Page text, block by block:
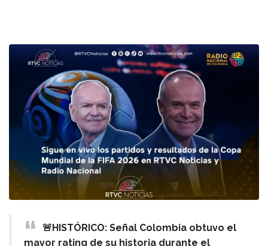
🚨HISTÓRICO: Señal Colombia obtuvo el
mayor rating de su historia durante el